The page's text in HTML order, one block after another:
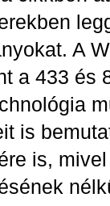
A
a 433 és
is
is,